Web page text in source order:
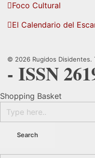
Foco Cultural
El Calendario del
© 2026 Rugidos Disidentes.
- ISSN
Shopping Basket